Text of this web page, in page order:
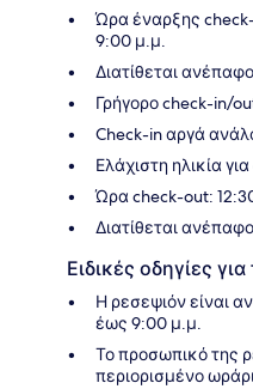
Ώρα έναρξης
9:00 μ.μ.
Διατίθεται
Γρήγορο check-in/
Check-in αργά
Ελάχιστη ηλικία
Ώρα check-out:
Διατίθεται
Ειδικές οδηγίες
Η ρεσεψιόν είναι
έως 9:00 μ.μ.
Το προσωπικό της
περιορισμένο